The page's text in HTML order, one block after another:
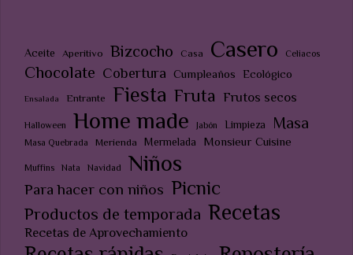
Aceite Aperitivo Bizcocho Casa Casero Celiacos
Chocolate Cobertura Cumpleaños Ecológico
Ensalada Entrante Fiesta Fruta Frutos secos
Halloween Home made Jabón Limpieza Masa
Masa Quebrada Merienda Mermelada Monsieur Cuisine
Muffins Nata Navidad Niños
Para hacer con niños Picnic
Productos de temporada Recetas
Recetas de Aprovechamiento